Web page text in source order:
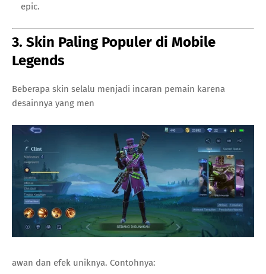
epic.
3. Skin Paling Populer di Mobile
Legends
Beberapa skin selalu menjadi incaran pemain karena
desainnya yang men
awan dan efek uniknya. Contohnya: